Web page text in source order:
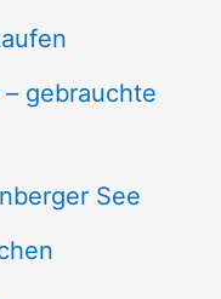
gebrauchte
See